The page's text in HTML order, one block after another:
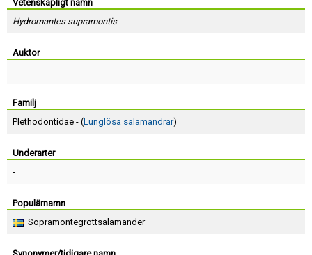
Vetenskapligt namn
Hydromantes supramontis
Auktor
Familj
Plethodontidae - (Lunglösa salamandrar)
Underarter
-
Populärnamn
Sopramontegrottsalamander